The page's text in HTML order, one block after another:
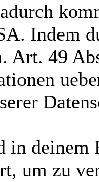
Indem
Art. 49
deinem
um zu